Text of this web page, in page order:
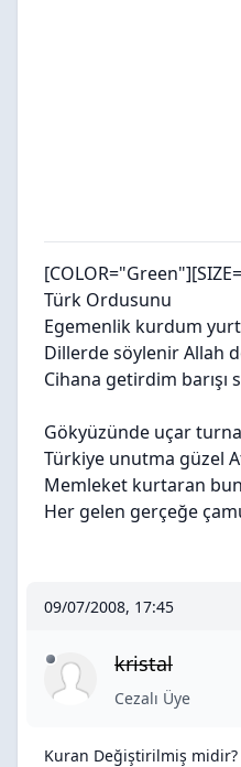
Türk Ordusunu
Egemenlik kurdum
Dillerde söylenir Allah
Cihana getirdim barışı
Gökyüzünde uçar
Türkiye unutma güzel
Memleket kurtaran
Her gelen gerçeğe
09/07/2008, 17:45
kristal
Cezalı Üye
Kuran Değiştirilmiş midir?